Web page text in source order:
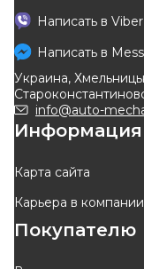
Написать в Viber
Написать в
Украина,
info@auto-
Информация
Карта сайта
Карьера в компании
Покупателю